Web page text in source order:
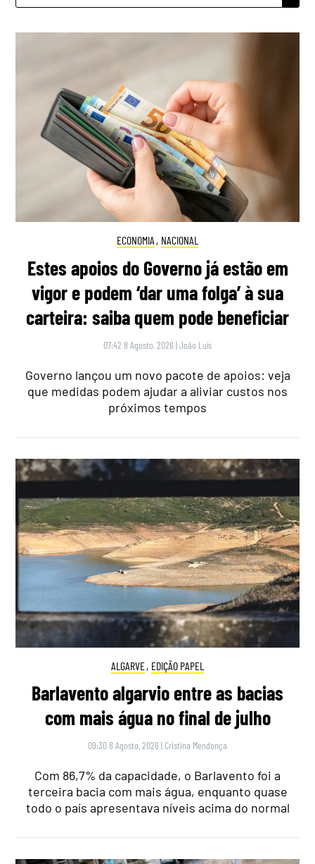
ECONOMIA , NACIONAL
Estes apoios do Governo já estão em
vigor e podem ‘dar uma folga’ à sua
carteira: saiba quem pode beneficiar
07:42 8 Agosto, 2026 |João Luís
Governo lançou um novo pacote de apoios: veja
que medidas podem ajudar a aliviar custos nos
próximos tempos
ALGARVE, EDIÇÃO PAPEL
Barlavento algarvio entre as bacias
com mais água no final de julho
09:30 8 Agosto, 2026 | Cristina Mendonça
Com 86,7% da capacidade, o Barlavento foi a
terceira bacia com mais água, enquanto quase
todo o país apresentava níveis acima do normal